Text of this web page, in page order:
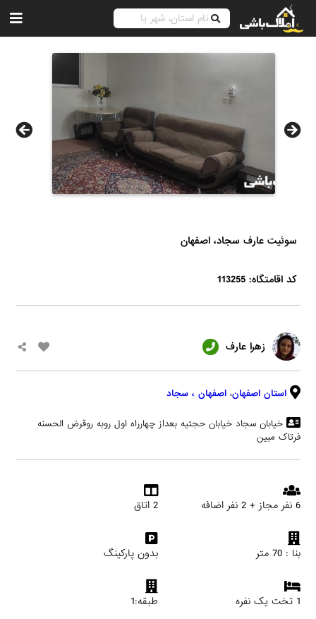
سوئیت عارف سجاد، اصفهان
کد اقامتگاه: 113255
زهرا عارف
استان اصفهان، اصفهان ، سجاد
خیابان سجاد خیابان حجتیه بعداز چهارراه اول روبه روقرض الحسنه
فرتاک مبین
6 نفر مجاز + 2 نفر اضافه 2 اتاق
بنا : 70 متر بدون پارکینگ
1 تخت یک نفره طبقه:1